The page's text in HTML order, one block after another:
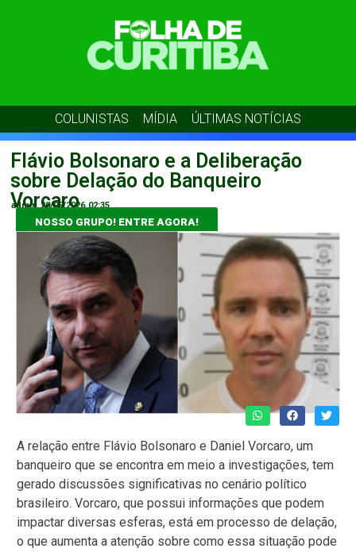
COLUNISTAS MÍDIA ÚLTIMAS NOTÍCIAS
Flávio Bolsonaro e a Deliberação
sobre Delação do Banqueiro
Vorcaro
admin 20/05/2026 02:35
NOSSO GRUPO! ENTRE AGORA!
A relação entre Flávio Bolsonaro e Daniel Vorcaro, um
banqueiro que se encontra em meio a investigações, tem
gerado discussões significativas no cenário político
brasileiro. Vorcaro, que possui informações que podem
impactar diversas esferas, está em processo de delação,
o que aumenta a atenção sobre como essa situação pode